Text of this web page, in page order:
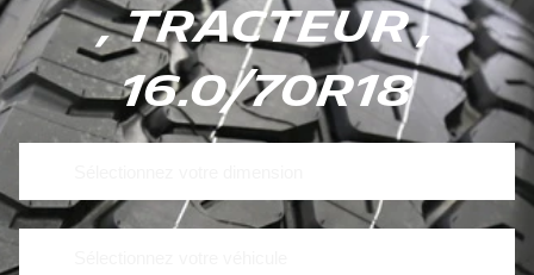
, Tracteur ,
16.0/70R18